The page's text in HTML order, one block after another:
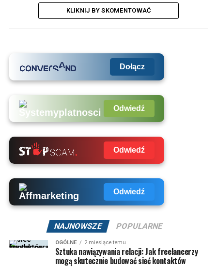
KLIKNIJ BY SKOMENTOWAĆ
Dołącz
Odwiedź
Odwiedź
Odwiedź
NAJNOWSZE POPULARNE
OGÓLNE 2 miesiące temu
Sztuka nawiązywania relacji: Jak freelancerzy
mogą skutecznie budować sieć kontaktów